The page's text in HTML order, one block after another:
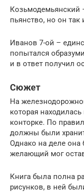
Козьмодемьянский
пьянство, но он
Иванов 7-ой –
попытался
и в ответ получил
Сюжет
На
которая
конторке. По
должны были
Однако на деле она
желающий мог
Книга была полна
рисунков, в ней